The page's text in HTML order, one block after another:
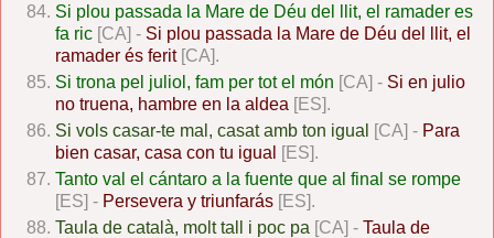
Si plou passada la Mare de Déu del llit, el ramader es
fa ric [CA] - Si plou passada la Mare de Déu del llit, el
ramader és ferit[CA].
Si trona pel juliol, fam per tot el món [CA] - Si en julio
no truena, hambre en la aldea [ES].
Si vols casar-te mal, casat amb ton igual
[CA] - Para
bien casar, casa con tu igual
[ES].
Tanto val el cántaro a la fuente que al final se rompe
[ES] - Persevera y triunfarás [ES].
Taula de català, molt tall i poc pa [CA] - Taula de